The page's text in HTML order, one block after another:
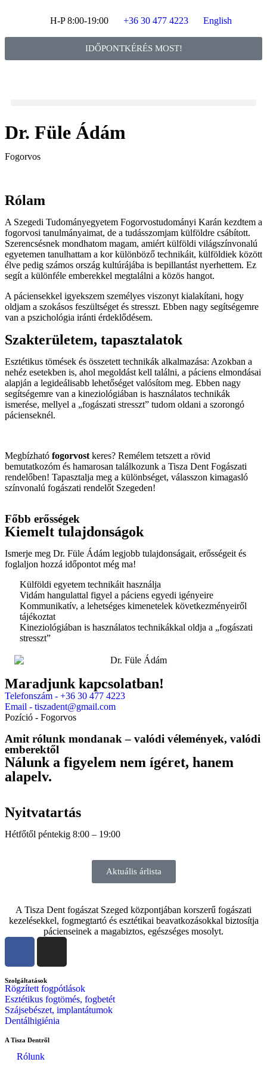
H-P 8:00-19:00 +36 30 477 4223 English
IDŐPONTKÉRÉS MOST!
Dr. Füle Ádám
Fogorvos
Rólam
A Szegedi Tudományegyetem Fogorvostudományi Karán kezdtem a
fogorvosi tanulmányaimat, de a tudásszomjam külföldre csábított.
Szerencsésnek mondhatom magam, amiért külföldi világszínvonalú
egyetemen tanulhattam a kor különböző technikáit, külföldiek között
élve pedig számos ország kultúrájába is bepillantást nyerhettem. Ez
segít a különféle emberekkel megtalálni a közös hangot.
A páciensekkel igyekszem személyes viszonyt kialakítani, hogy
oldjam a szokásos feszültséget és stresszt. Ebben nagy segítségemre
van a pszichológia iránti érdeklődésem.
Szakterületem, tapasztalatok
Esztétikus tömések és összetett technikák alkalmazása: Azokban a
nehéz esetekben is, ahol megoldást kell találni, a páciens elmondásai
alapján a legideálisabb lehetőséget valósítom meg. Ebben nagy
segítségemre van a kineziológiában is használatos technikák
ismerése, mellyel a „fogászati stresszt” tudom oldani a szorongó
pácienseknél.
Megbízható fogorvost keres? Remélem tetszett a rövid
bemutatkozóm és hamarosan találkozunk a Tisza Dent Fogászati
rendelőben! Tapasztalja meg a különbséget, válasszon kimagasló
színvonalú fogászati rendelőt Szegeden!
Főbb erősségek
Kiemelt tulajdonságok
Ismerje meg Dr. Füle Ádám legjobb tulajdonságait, erősségeit és
foglaljon hozzá időpontot még ma!
Külföldi egyetem technikáit használja
Vidám hangulattal figyel a páciens egyedi igényeire
Kommunikatív, a lehetséges kimenetelek következményeiről
tájékoztat
Kineziológiában is használatos technikákkal oldja a „fogászati
stresszt”
Maradjunk kapcsolatban!
Telefonszám - +36 30 477 4223
Email - tiszadent@gmail.com
Pozíció - Fogorvos
Amit rólunk mondanak – valódi vélemények, valódi
emberektől
Nálunk a figyelem nem ígéret, hanem
alapelv.
Nyitvatartás
Hétfőtől péntekig 8:00 – 19:00
Aktuális árlista
A Tisza Dent fogászat Szeged központjában korszerű fogászati
kezelésekkel, fogmegtartó és esztétikai beavatkozásokkal biztosítja
pácienseinek a magabiztos, egészséges mosolyt.
Szolgáltatások
Rögzített fogpótlások
Esztétikus fogtömés, fogbetét
Szájsebészet, implantátumok
Dentálhigiénia
A Tisza Dentről
Rólunk